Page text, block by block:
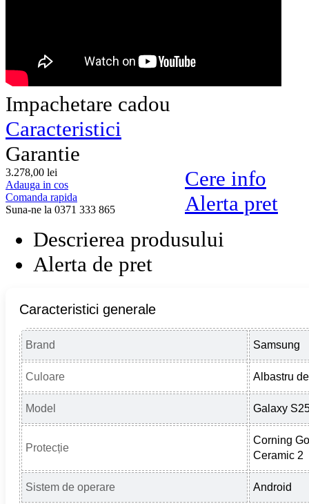
Impachetare cadou
Caracteristici
Garantie
3.278,00 lei
Adauga in cos
Comanda rapida
Suna-ne la 0371 333 865
Cere info
Alerta pret
Descrierea produsului
Alerta de pret
Caracteristici generale
Brand Samsung
Culoare Albastru
Model Galaxy
Protecție
Corning
Ceramic 2
Sistem de operare Android